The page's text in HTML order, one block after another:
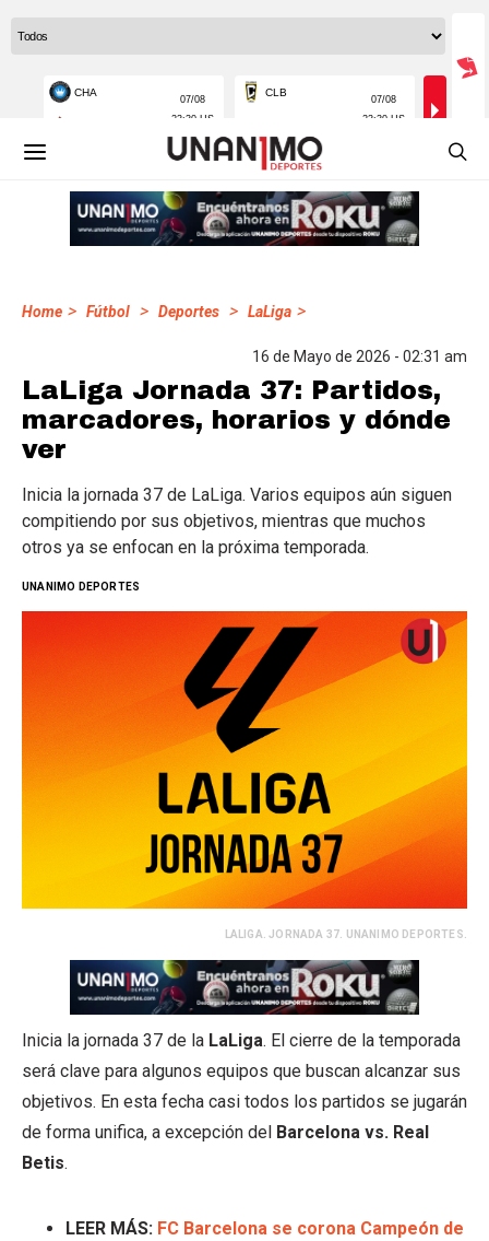
Home > Fútbol > Deportes > LaLiga >
16 de Mayo de 2026 - 02:31 am
LaLiga Jornada 37: Partidos,
marcadores, horarios y dónde
ver
Inicia la jornada 37 de LaLiga. Varios equipos aún siguen
compitiendo por sus objetivos, mientras que muchos
otros ya se enfocan en la próxima temporada.
UNANIMO DEPORTES
LALIGA. JORNADA 37. UNANIMO DEPORTES.
Inicia la jornada 37 de la LaLiga. El cierre de la temporada
será clave para algunos equipos que buscan alcanzar sus
objetivos. En esta fecha casi todos los partidos se jugarán
de forma unifica, a excepción del Barcelona vs. Real
Betis.
LEER MÁS: FC Barcelona se corona Campeón de